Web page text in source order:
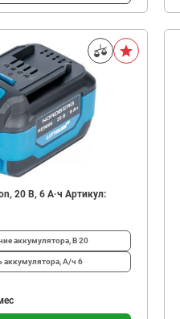
20 В, 6 А·ч Артикул:
аккумулятора, В20
аккумулятора, А/ч 6